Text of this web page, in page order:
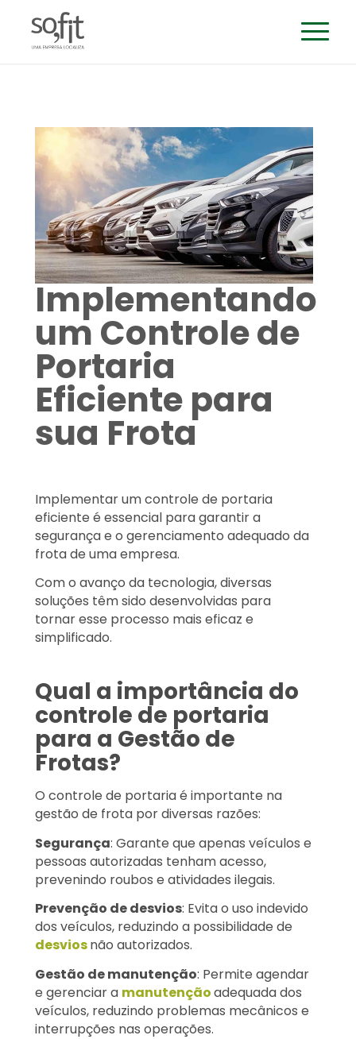
Implementando
um Controle de
Portaria
Eficiente para
sua Frota
Implementar um controle de portaria
eficiente é essencial para garantir a
segurança e o gerenciamento adequado da
frota de uma empresa.
Com o avanço da tecnologia, diversas
soluções têm sido desenvolvidas para
tornar esse processo mais eficaz e
simplificado.
Qual a importância do
controle de portaria
para a Gestão de
Frotas?
O controle de portaria é importante na
gestão de frota por diversas razões:
Segurança: Garante que apenas veículos e
pessoas autorizadas tenham acesso,
prevenindo roubos e atividades ilegais.
Prevenção de desvios: Evita o uso indevido
dos veículos, reduzindo a possibilidade de
desviosnão autorizados.
Gestão de manutenção: Permite agendar
e gerenciar a manutençãoadequada dos
veículos, reduzindo problemas mecânicos e
interrupções nas operações.